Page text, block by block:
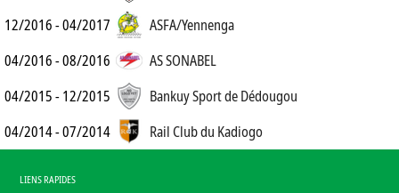
12/2016 - 04/2017
ASFA/Yennenga
04/2016 - 08/2016
AS SONABEL
04/2015 - 12/2015
Bankuy Sport de Dédougou
04/2014 - 07/2014
Rail Club du Kadiogo
LIENS RAPIDES